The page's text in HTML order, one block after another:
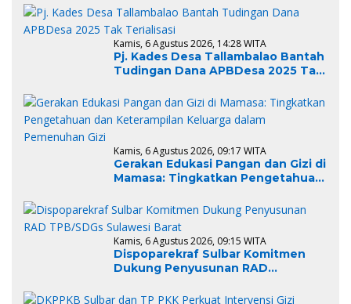
Keuntungan Tidak Wajar Sebesar
Rp.2 Miliar
Kamis, 6 Agustus 2026, 14:28 WITA
Pj. Kades Desa Tallambalao Bantah
Tudingan Dana APBDesa 2025 Tak
Kamis, 6 Agustus 2026, 09:17 WITA
Gerakan Edukasi Pangan dan Gizi di
Mamasa: Tingkatkan Pengetahuan
Pemenuhan Gizi
Kamis, 6 Agustus 2026, 09:15 WITA
Dispoparekraf Sulbar Komitmen
Dukung Penyusunan RAD